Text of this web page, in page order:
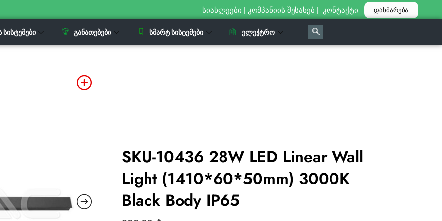
სიახლეები | კომპანიის შესახებ | კონტაქტი დახმარება
ᲡᲘᲡᲢᲔᲛᲔᲑᲘ ᲒᲐᲜᲐᲗᲔᲑᲔᲑᲘ ᲡᲛᲐᲠᲢ ᲡᲘᲡᲢᲔᲛᲔᲑᲘ ᲔᲚᲔᲥᲢᲠᲝ
SKU-10436 28W LED Linear Wall
Light (1410*60*50mm) 3000K
Black Body IP65